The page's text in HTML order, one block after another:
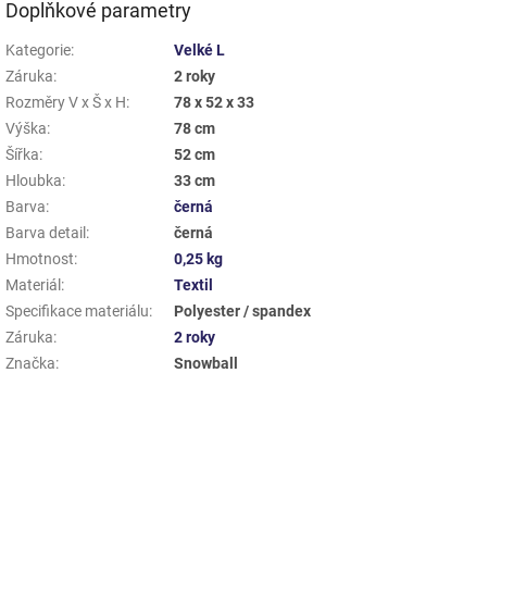
Doplňkové parametry
Kategorie:
Velké L
Záruka:
2 roky
Rozměry V x Š x H:
78 x 52 x 33
Výška:
78 cm
Šířka:
52 cm
Hloubka:
33 cm
Barva:
černá
Barva detail:
černá
Hmotnost:
0,25 kg
Materiál:
Textil
Specifikace materiálu:
Polyester / spandex
Záruka:
2 roky
Značka: Snowball